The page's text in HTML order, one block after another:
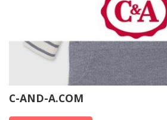
C-AND-A.COM